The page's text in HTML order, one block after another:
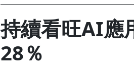
持續看旺AI應
28％